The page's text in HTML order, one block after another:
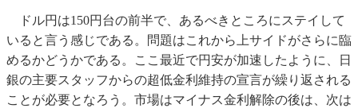
ドル円は150円台の前半で、あるべきところにステイして
いると言う感じである。問題はこれから上サイドがさらに臨
めるかどうかである。ここ最近で円安が加速したように、日
銀の主要スタッフからの超低金利維持の宣言が繰り返される
ことが必要となろう。市場はマイナス金利解除の後は、次は